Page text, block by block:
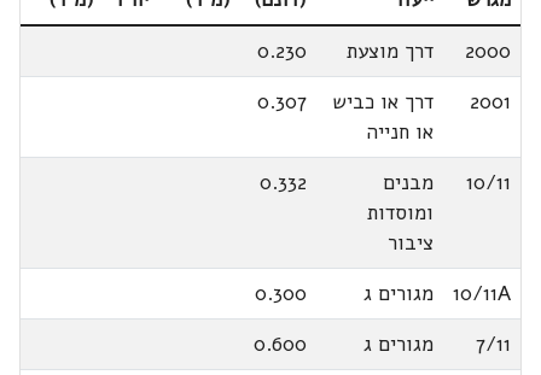
2000
דרך מוצעת
0.230
2001
דרך או כביש
או חנייה
0.307
10/11
מבנים
ומוסדות
ציבור
0.332
10/11A מגורים ג
0.300
7/11
מגורים ג
0.600